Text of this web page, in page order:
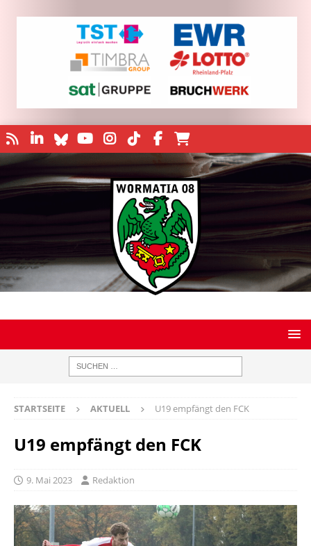
STARTSEITE AKTUELL U19 empfängt den FCK
U19 empfängt den FCK
9. Mai 2023 Redaktion